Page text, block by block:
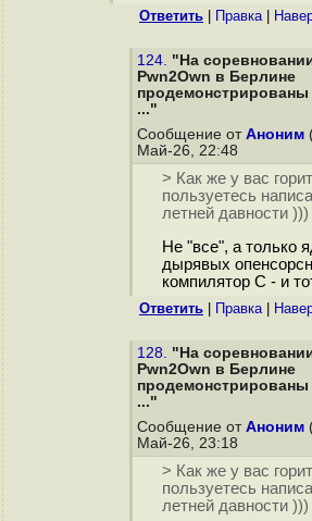
Ответить Правка|
124. "На
Pwn2Own в Берлине
..."
Сообщение от Аноним
Май-26, 22:48
> Как же у вас
пользуетесь
летней давности )))
Не "все", а только
дырявых
компилятор С - и
Ответить Правка|
128. "На
Pwn2Own в Берлине
..."
Сообщение от Аноним
Май-26, 23:18
> Как же у вас
пользуетесь
летней давности )))